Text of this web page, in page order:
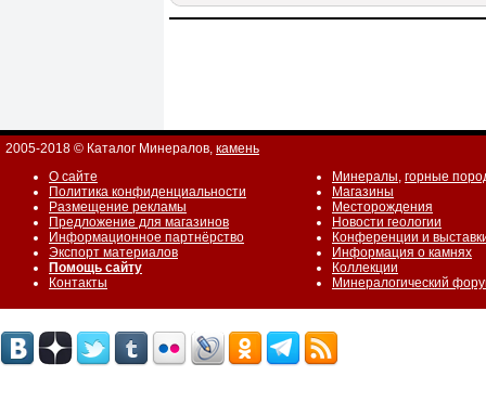
2005-2018 © Каталог Минералов, камень
О сайте
Политика конфиденциальности
Размещение рекламы
Предложение для магазинов
Информационное партнёрство
Экспорт материалов
Помощь сайту
Контакты
Минералы, горные
Магазины
Месторождения
Новости геологии
Конференции и
Информация о камнях
Коллекции
Минералогический